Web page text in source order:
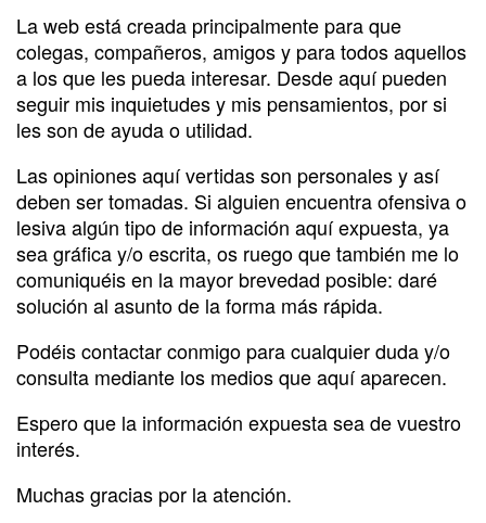
La web está creada principalmente para que
colegas, compañeros, amigos y para todos aquellos
a los que les pueda interesar. Desde aquí pueden
seguir mis inquietudes y mis pensamientos, por si
les son de ayuda o utilidad.
Las opiniones aquí vertidas son personales y así
deben ser tomadas. Si alguien encuentra ofensiva o
lesiva algún tipo de información aquí expuesta, ya
sea gráfica y/o escrita, os ruego que también me lo
comuniquéis en la mayor brevedad posible: daré
solución al asunto de la forma más rápida.
Podéis contactar conmigo para cualquier duda y/o
consulta mediante los medios que aquí aparecen.
Espero que la información expuesta sea de vuestro
interés.
Muchas gracias por la atención.